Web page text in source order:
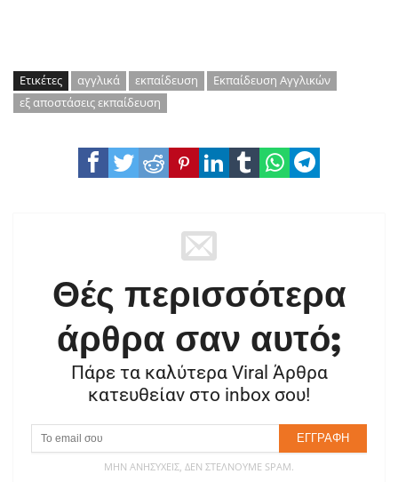
Ετικέτες αγγλικά εκπαίδευση
Εκπαίδευση Αγγλικών
εξ αποστάσεις εκπαίδευση
Θές περισσότερα
άρθρα σαν αυτό;
Πάρε τα καλύτερα Viral Άρθρα
κατευθείαν στο inbox σου!
ΜΗΝ ΑΝΗΣΥΧΕΊΣ, ΔΕΝ ΣΤΈΛΝΟΥΜΕ SPAM.